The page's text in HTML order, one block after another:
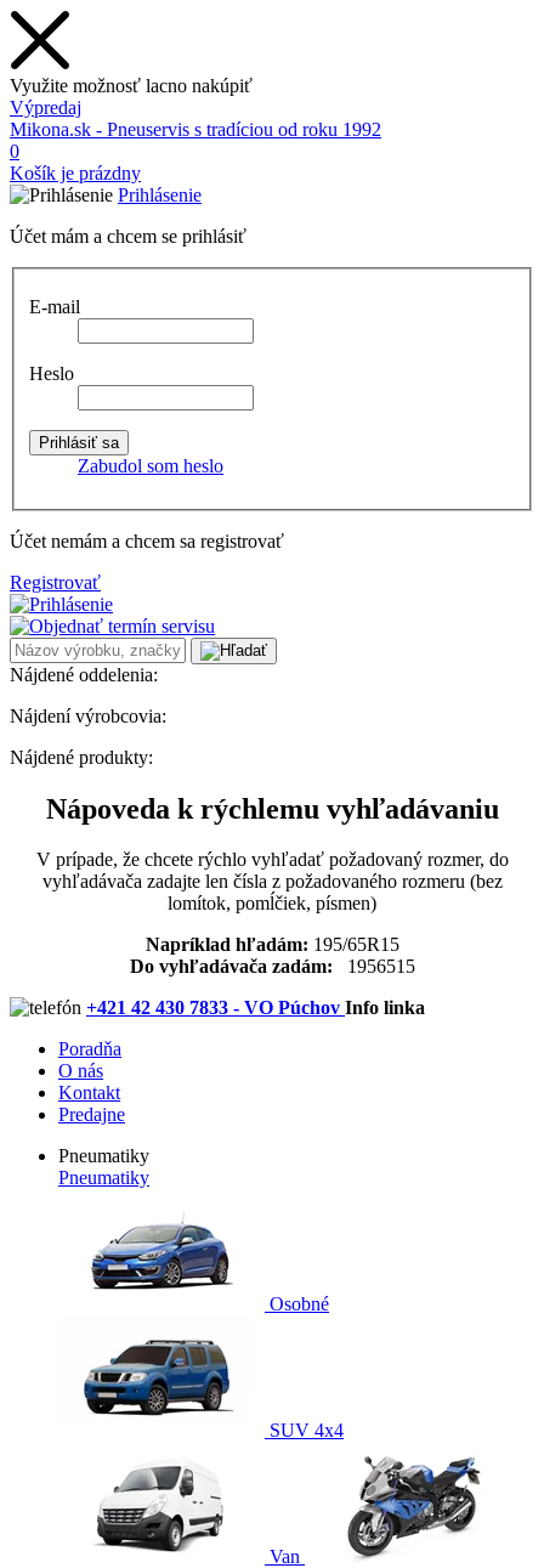
Využite možnosť lacno nakúpiť
Výpredaj
Mikona.sk - Pneuservis s tradíciou od roku 1992
0
Košík je prázdny
Prihlásenie
Účet mám a chcem se prihlásiť
E-mail
Heslo
Zabudol som heslo
Účet nemám a chcem sa registrovať
Registrovať
Nájdené oddelenia:
Nájdení výrobcovia:
Nájdené produkty:
Nápoveda k rýchlemu vyhľadávaniu
V prípade, že chcete rýchlo vyhľadať požadovaný rozmer, do
vyhľadávača zadajte len čísla z požadovaného rozmeru (bez
lomítok, pomĺčiek, písmen)
Napríklad hľadám: 195/65R15
Do vyhľadávača zadám: 1956515
+421 42 430 7833 - VO Púchov Info linka
Poradňa
O nás
Kontakt
Predajne
Pneumatiky
Pneumatiky
Osobné
SUV 4x4
Van